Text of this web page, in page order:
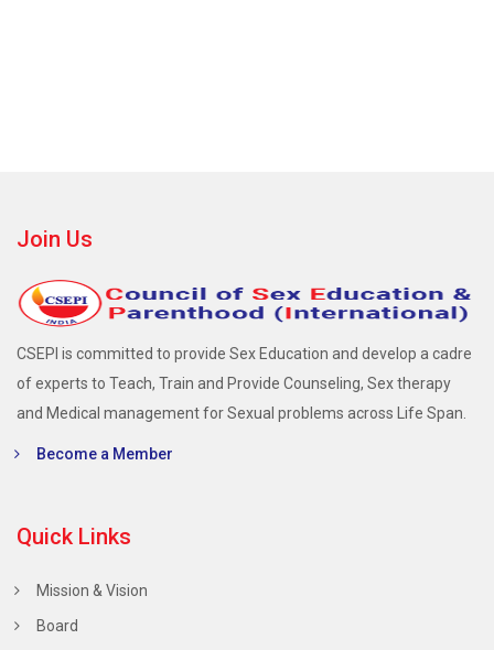
Join Us
CSEPI is committed to provide Sex Education and develop a cadre
of experts to Teach, Train and Provide Counseling, Sex therapy
and Medical management for Sexual problems across Life Span.
Become a Member
Quick Links
Mission & Vision
Board